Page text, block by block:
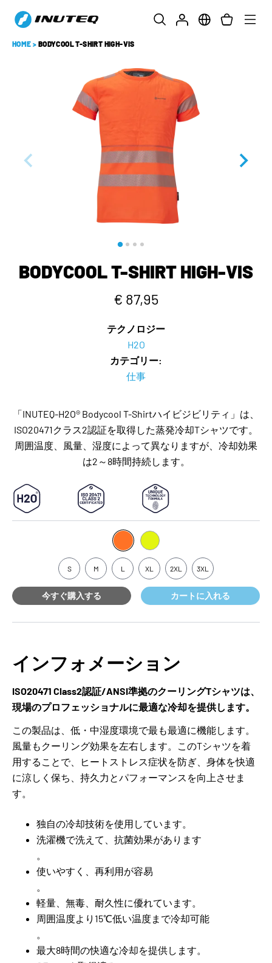
HOME > BODYCOOL T-SHIRT HIGH-VIS
BODYCOOL T-SHIRT HIGH-VIS
€ 87,95
テクノロジー
H2O
カテゴリー:
仕事
「INUTEQ-H2O® Bodycool T-Shirtハイビジビリティ」は、
ISO20471クラス2認証を取得した蒸発冷却Tシャツです。
周囲温度、風量、湿度によって異なりますが、冷却効果
は2～8時間持続します。
S M L XL 2XL 3XL
今すぐ購入する カートに入れる
インフォメーション
ISO20471 Class2認証/ANSI準拠のクーリングTシャツは、
現場のプロフェッショナルに最適な冷却を提供します。
この製品は、低・中湿度環境で最も最適に機能します。
風量もクーリング効果を左右します。このTシャツを着
用することで、ヒートストレス症状を防ぎ、身体を快適
に涼しく保ち、持久力とパフォーマンスを向上させま
す。
独自の冷却技術を使用しています。
洗濯機で洗えて、抗菌効果があります
。
使いやすく、再利用が容易
。
軽量、無毒、耐久性に優れています。
周囲温度より15℃低い温度まで冷却可能
。
最大8時間の快適な冷却を提供します。